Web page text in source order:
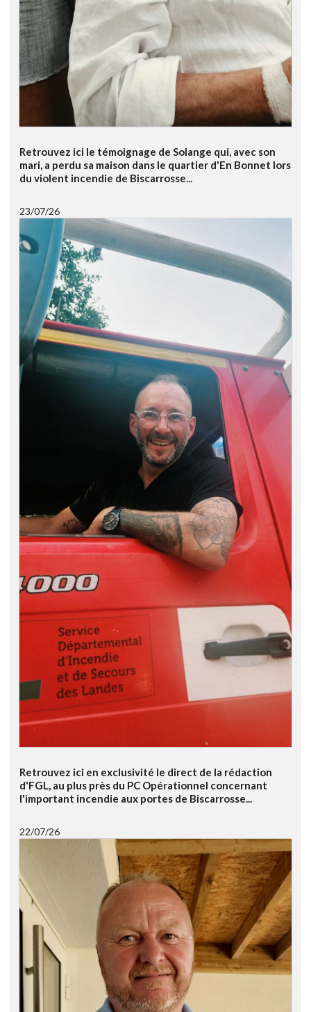
Retrouvez ici le témoignage de Solange qui, avec son
mari, a perdu sa maison dans le quartier d'En Bonnet lors
du violent incendie de Biscarrosse...
23/07/26
Retrouvez ici en exclusivité le direct de la rédaction
d'FGL, au plus près du PC Opérationnel concernant
l'important incendie aux portes de Biscarrosse...
22/07/26